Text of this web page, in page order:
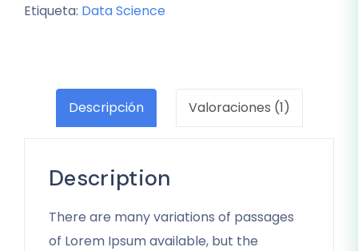
Etiqueta: Data Science
Descripción Valoraciones (1)
Description
There are many variations of passages
of Lorem Ipsum available, but the